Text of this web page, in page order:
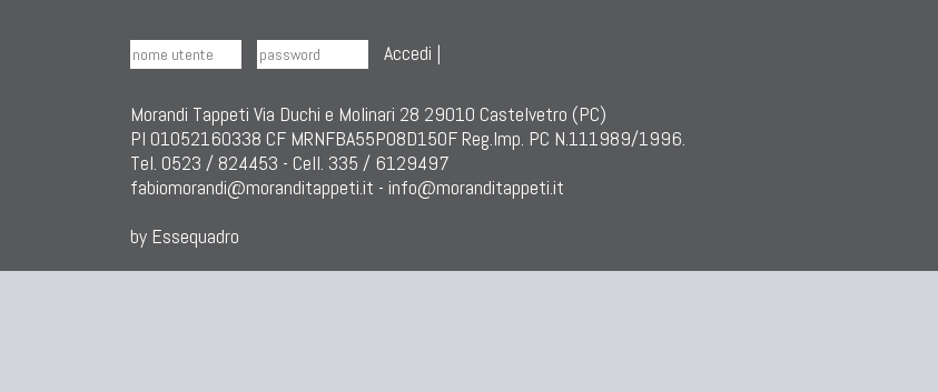
Accedi |
Morandi Tappeti Via Duchi e Molinari 28 29010 Castelvetro (PC)
PI 01052160338 CF MRNFBA55P08D150F Reg.Imp. PC N.111989/1996.
Tel. 0523 / 824453 - Cell. 335 / 6129497
fabiomorandi@moranditappeti.it - info@moranditappeti.it
by Essequadro